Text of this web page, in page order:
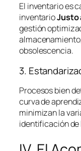
El inventario es
inventarioJusto
gestión
obsolescencia.
3.
Procesos bien
curva de
minimizan la
identificación de